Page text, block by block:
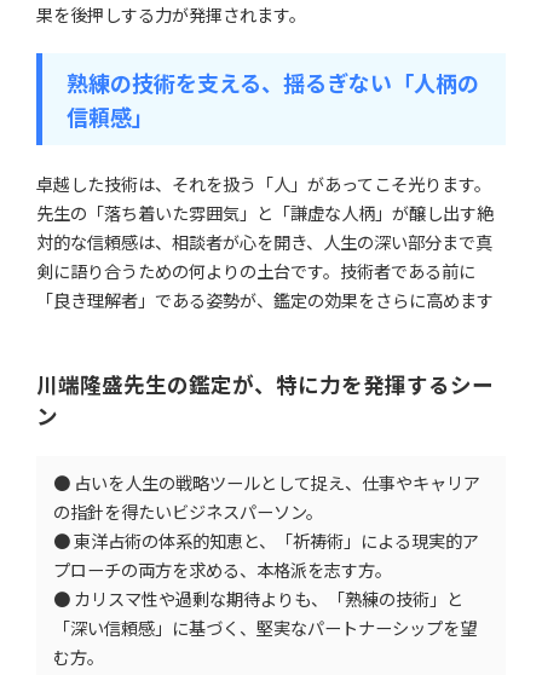
果を後押しする力が発揮されます。
熟練の技術を支える、揺るぎない「人柄の
信頼感」
卓越した技術は、それを扱う「人」があってこそ光ります。
先生の「落ち着いた雰囲気」と「謙虚な人柄」が醸し出す絶
対的な信頼感は、相談者が心を開き、人生の深い部分まで真
剣に語り合うための何よりの土台です。技術者である前に
「良き理解者」である姿勢が、鑑定の効果をさらに高めます
川端隆盛先生の鑑定が、特に力を発揮するシー
ン
● 占いを人生の戦略ツールとして捉え、仕事やキャリア
の指針を得たいビジネスパーソン。
● 東洋占術の体系的知恵と、「祈祷術」による現実的ア
プローチの両方を求める、本格派を志す方。
● カリスマ性や過剰な期待よりも、「熟練の技術」と
「深い信頼感」に基づく、堅実なパートナーシップを望
む方。